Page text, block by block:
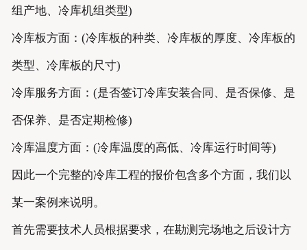
组产地、冷库机组类型)
冷库板方面：(冷库板的种类、冷库板的厚度、冷库板的
类型、冷库板的尺寸)
冷库服务方面：(是否签订冷库安装合同、是否保修、是
否保养、是否定期检修)
冷库温度方面：(冷库温度的高低、冷库运行时间等)
因此一个完整的冷库工程的报价包含多个方面，我们以
某一案例来说明。
首先需要技术人员根据要求，在勘测完场地之后设计方